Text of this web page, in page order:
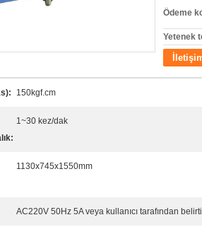
Ödeme
Yetenek
150kgf.cm
1~30 kez/dak
1130x745x1550mm
AC220V 50Hz 5A veya kullanıcı tarafından